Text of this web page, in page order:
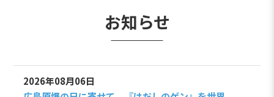
お知らせ
2026年08月06日